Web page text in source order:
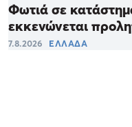
Φωτιά σε
εκκενώνεται
7.8.2026 ΕΛΛΑΔΑ